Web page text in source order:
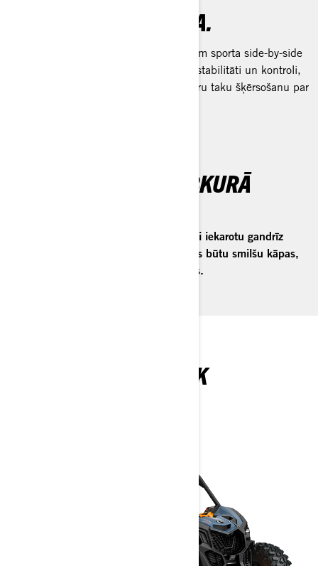
PRECĪZA STŪRĒŠANA.
Izturīgs, viegls rāmis nozīmē, ka Can-Am sporta side-by-side
transportlīdzekļi nodrošina maksimālu stabilitāti un kontroli,
padarot asu līkumu ieņemšanu vai šauru taku šķērsošanu par
NEPĀRSPĒJAMS JEBKURĀ
Can-Am SSV modeļu klāsts ir radīts, lai iekarotu gandrīz
jebkuru reljefu, kurā tu brauc — vai tās būtu smilšu kāpas,
tuksneša pauguri vai akmeņainas takas.
MAVERICK